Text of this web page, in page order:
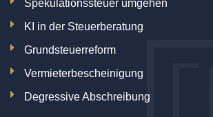
Spekulationssteuer umgehen
KI in der Steuerberatung
Grundsteuerreform
Vermieterbescheinigung
Degressive Abschreibung